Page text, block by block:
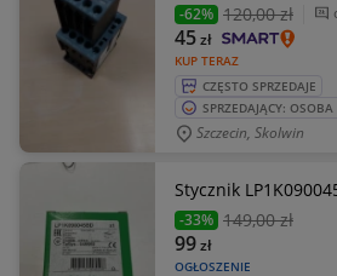
-62% 120,00 zł
KUP TERAZ
45zł
CZĘSTO SPRZEDAJE
SPRZEDAJĄCY:
Szczecin, Skolwin
Stycznik
-33% 149,00 zł
OGŁOSZENIE
99zł